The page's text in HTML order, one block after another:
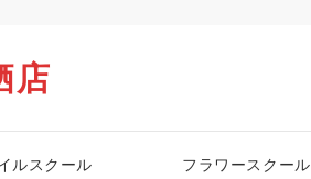
店
ルスクール フラワースクール